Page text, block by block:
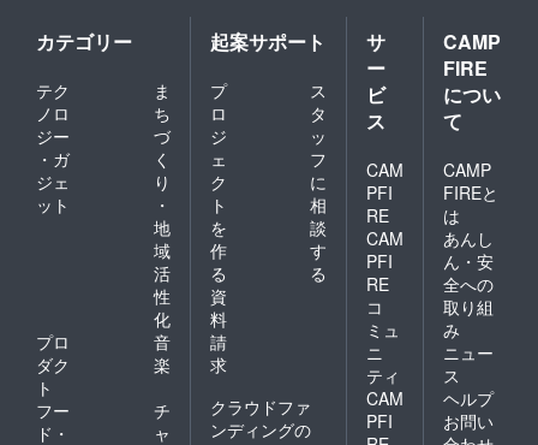
様は
「お取
り置き
のみ」
とな
り、店
頭では
ご案内
させて
いただ
きま
す。 ※
事前決
済の場
合で
も、店
頭での
追加注
文は可
能で
す。そ
の場合
いただ
す。
（基本
的にお
席のご
予約の
りま
す。）
注※現
在、ペ
アリン
グ教室
参加権
をお持
ちの支
援者様
は、無
料ご招
待とな
ります
ので、
カテゴリー
テク
ノロ
ジー
・ガ
ジェ
ット
ま
ち
づ
く
り
・
地
域
活
性
化
プロ
ダク
ト
音
楽
フー
ド・
チ
ャ
起案サポート
プ
ロ
ジ
ェ
ク
ト
を
作
る
ス
タ
ッ
フ
に
相
談
す
る
資
料
請
求
クラウドファ
ンディングの
サ
ー
ビ
ス
CAM
PFI
RE
CAM
PFI
RE
コ
ミュ
ニ
ティ
CAM
PFI
CAMP
FIRE
につい
て
CAMP
FIREと
は
あんし
ん・安
全への
取り組
み
ニュー
ス
ヘルプ
お問い